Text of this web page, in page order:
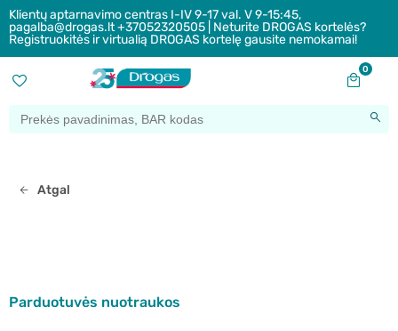
Klientų aptarnavimo centras I-IV 9-17 val. V 9-15:45,
pagalba@drogas.lt +37052320505 | Neturite DROGAS kortelės?
Registruokitės ir virtualią DROGAS kortelę gausite nemokamai!
0
Atgal
Parduotuvės nuotraukos